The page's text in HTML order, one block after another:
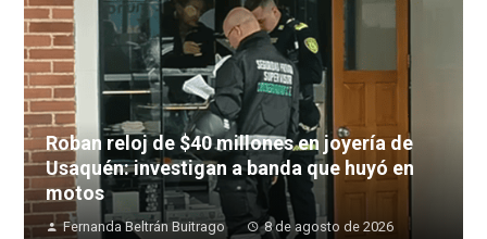
Roban reloj de $40 millones en joyería de
Usaquén: investigan a banda que huyó en
motos
Fernanda Beltrán Buitrago 8 de agosto de 2026